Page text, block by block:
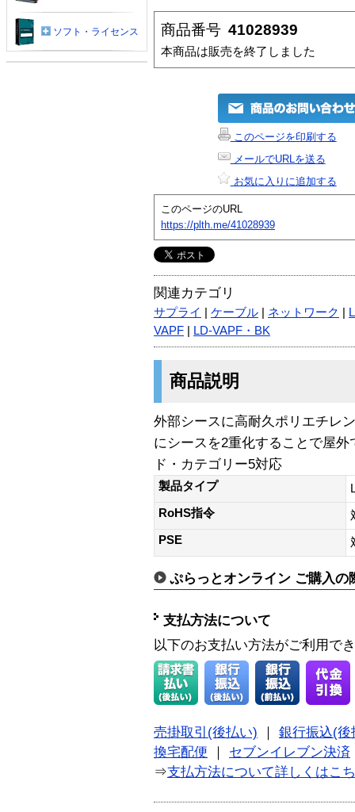
商品番号 41028939
本商品は販売を終了しました
このページを印刷する
メールでURLを送る
お気に入りに追加する
このページのURL
https://plth.me/41028939
関連カテゴリ
サプライ ケーブル ネットワーク
VAPF
LD-VAPF・BK
商品説明
外部シースに高耐久ポリエチレ
にシースを2重化することで屋
ド・カテゴリー5対応
製品タイプ
RoHS指令
PSE
ぷらっとオンライン ご購入の
支払方法について
以下のお支払い方法がご利用で
売掛取引(後払い)
銀行振込(後
換宅配便
セブンイレブン決済
⇒支払方法について詳しくはこ
ソフト・ライセンス